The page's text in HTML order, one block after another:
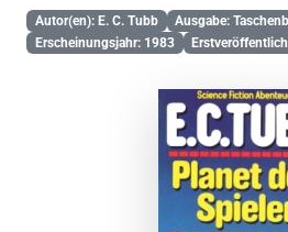
Autor(en): E. C. Tubb
Ausgabe:
Erscheinungsjahr: 1983